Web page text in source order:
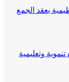
بعقد الجمع
وتعليمية